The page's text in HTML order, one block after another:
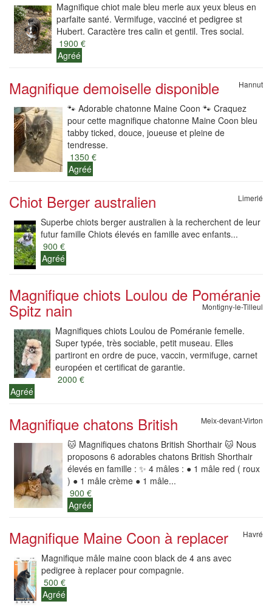
Magnifique chiot male bleu merle aux yeux bleus en
parfaite santé. Vermifuge, vacciné et pedigree st
Hubert. Caractère tres calin et gentil. Tres social.
1900 €
Agréé
Magnifique demoiselle disponible Hannut
🐾 Adorable chatonne Maine Coon 🐾 Craquez
pour cette magnifique chatonne Maine Coon bleu
tabby ticked, douce, joueuse et pleine de
tendresse.
1350 €
Agréé
Chiot Berger australien Limerlé
Superbe chiots berger australien à la recherchent de leur
futur famille Chiots élevés en famille avec enfants...
900 €
Agréé
Magnifique chiots Loulou de Poméranie
Spitz nain Montigny-le-Tilleul
Magnifiques chiots Loulou de Poméranie femelle.
Super typée, très sociable, petit museau. Elles
partiront en ordre de puce, vaccin, vermifuge, carnet
européen et certificat de garantie.
2000 €
Agréé
Magnifique chatons British Meix-devant-Virton
🐱 Magnifiques chatons British Shorthair 🐱 Nous
proposons 6 adorables chatons British Shorthair
élevés en famille : ✨ 4 mâles : ● 1 mâle red ( roux
) ● 1 mâle crème ● 1 mâle...
900 €
Agréé
Magnifique Maine Coon à replacer Havré
Magnifique mâle maine coon black de 4 ans avec
pedigree à replacer pour compagnie.
500 €
Agréé